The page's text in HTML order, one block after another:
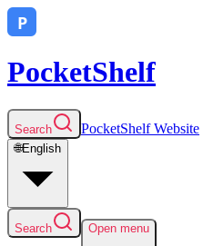
PocketShelf
Search PocketShelfWebsite
🌐English
Search Open menu